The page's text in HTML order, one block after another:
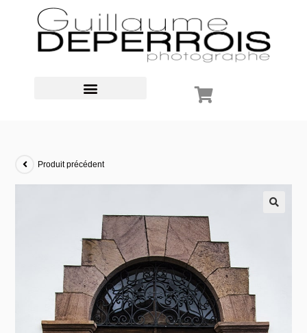
Produit précédent